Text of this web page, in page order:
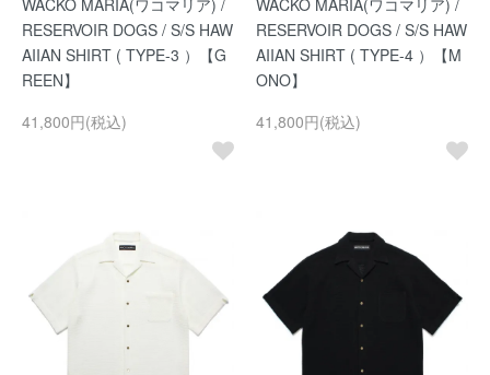
WACKO MARIA(ワコマリア) /
RESERVOIR DOGS / S/S HAW
AIIAN SHIRT ( TYPE-3 ）【G
REEN】
41,800円(税込)
WACKO MARIA(ワコマリア) /
RESERVOIR DOGS / S/S HAW
AIIAN SHIRT ( TYPE-4 ）【M
ONO】
41,800円(税込)